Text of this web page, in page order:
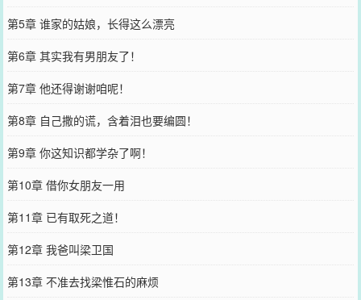
第5章 谁家的姑娘，长得这么漂亮
第6章 其实我有男朋友了！
第7章 他还得谢谢咱呢！
第8章 自己撒的谎，含着泪也要编圆！
第9章 你这知识都学杂了啊！
第10章 借你女朋友一用
第11章 已有取死之道！
第12章 我爸叫梁卫国
第13章 不准去找梁惟石的麻烦